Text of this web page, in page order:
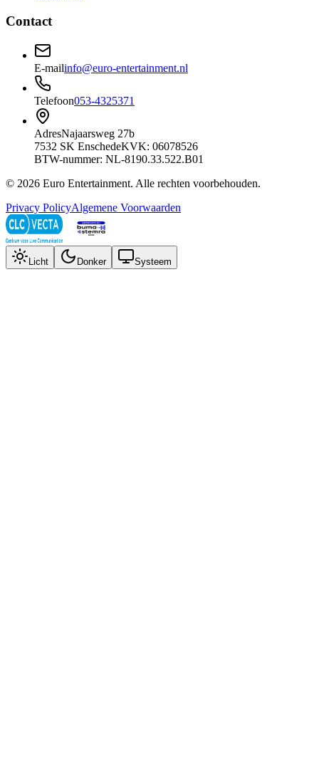
Contact
E-mailinfo@euro-entertainment.nl
Telefoon053-4325371
AdresNajaarsweg 27b
7532 SK EnschedeKVK: 06078526
BTW-nummer: NL-8190.33.522.B01
© 2026 Euro Entertainment. Alle rechten voorbehouden.
Privacy PolicyAlgemene Voorwaarden
Licht Donker Systeem